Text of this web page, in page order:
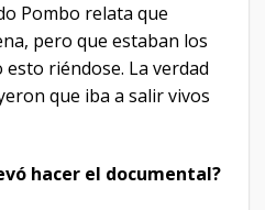
Pombo relata que
pero que estaban los
riéndose. La verdad
que iba a salir vivos
hacer el documental?